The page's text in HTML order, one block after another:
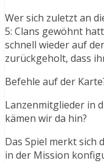
Wer sich zuletzt an
5: Clans gewöhnt
schnell wieder auf
zurückgeholt, dass
Befehle auf der
Lanzenmitglieder in
kämen wir da hin?
Das Spiel merkt sich
in der Mission